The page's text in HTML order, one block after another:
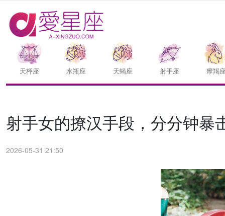
天枰座 水瓶座 天蝎座 射手座 摩羯
射手女的撩汉手段，分分钟暴
2026-05-31 21:50